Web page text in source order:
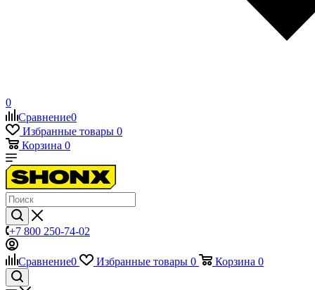
0
Сравнение0
Избранные товары 0
Корзина 0
+7 800 250-74-02
Сравнение0 Избранные товары 0 Корзина 0